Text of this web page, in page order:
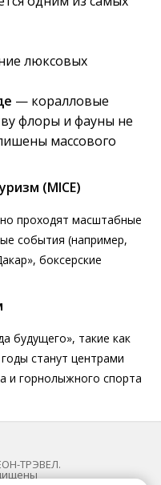
люксовых
— коралловые
флоры и фауны не
массового
(MICE)
проходят масштабные
события (например,
боксерские
будущего», такие как
станут центрами
и горнолыжного спорта
ТРЭВЕЛ.